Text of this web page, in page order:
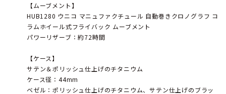
【ムーブメント】
HUB1280 ウニコ マニュファクチュール 自動巻きクロノグラフ コ
ラムホイール式フライバック ムーブメント
パワーリザーブ：約72時間
【ケース】
サテン＆ポリッシュ仕上げのチタニウム
ケース径：44mm
ベゼル：ポリッシュ仕上げのチタニウム、サテン仕上げのブラッ